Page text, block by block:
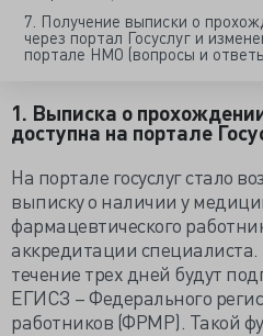
7. Получение выписки о
через портал Госуслуг и
портале НМО (вопросы и
1. Выписка о
доступна на портале
На портале госуслуг стало
выписку о наличии у
фармацевтического
аккредитации
течение трех дней будут
ЕГИСЗ – Федерального
работников (ФРМР). Такой